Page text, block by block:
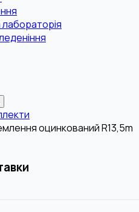
оцинкований R13,5m